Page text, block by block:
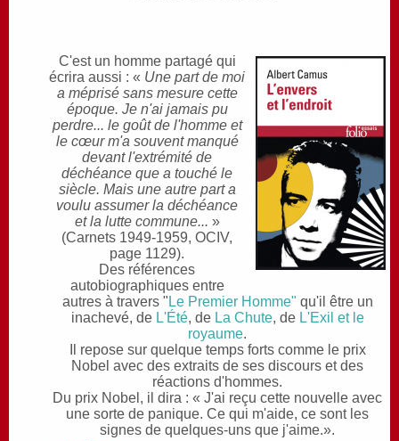
C'est un homme partagé qui
écrira aussi : « Une part de moi
a méprisé sans mesure cette
époque. Je n'ai jamais pu
perdre... le goût de l'homme et
le cœur m'a souvent manqué
devant l'extrémité de
déchéance que a touché le
siècle. Mais une autre part a
voulu assumer la déchéance
et la lutte commune... »
(Carnets 1949-1959, OCIV,
page 1129).
Des références
autobiographiques entre
autres à travers " Le Premier Homme" qu'il être un
inachevé, de L'Été, de La Chute, de L'Exil et le
royaume.
Il repose sur quelque temps forts comme le prix
Nobel avec des extraits de ses discours et des
réactions d'hommes.
Du prix Nobel, il dira : « J'ai reçu cette nouvelle avec
une sorte de panique. Ce qui m'aide, ce sont les
signes de quelques-uns que j'aime.».